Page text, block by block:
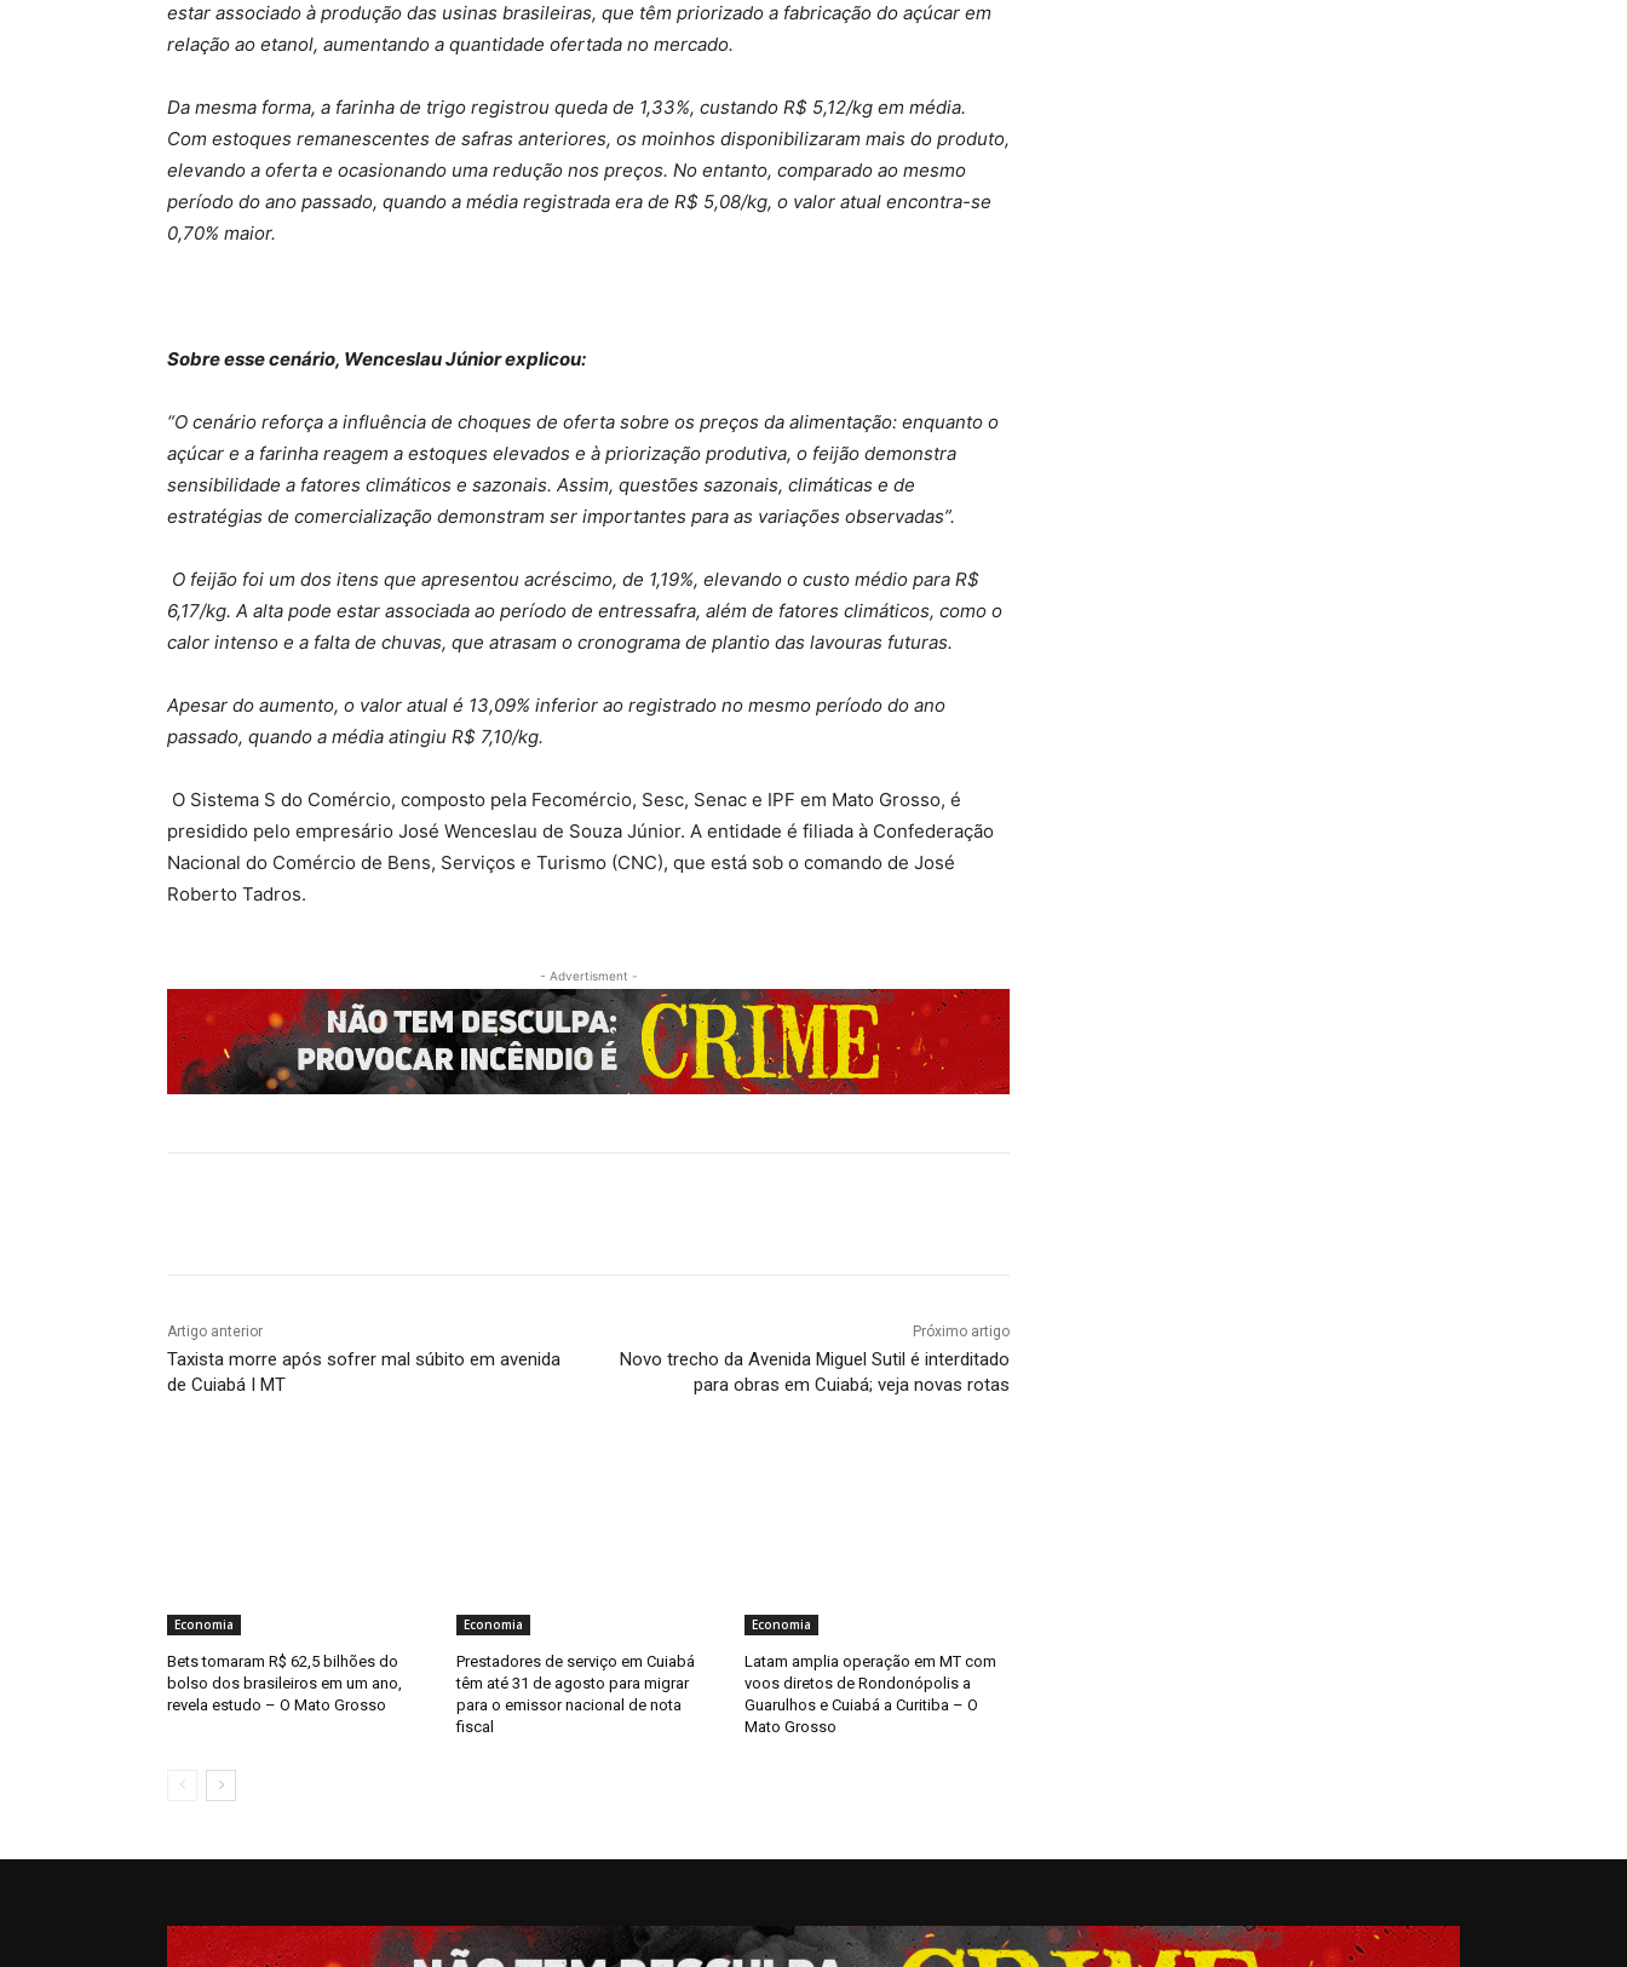
estar associado à produção das usinas brasileiras, que têm priorizado a fabricação do açúcar em
relação ao etanol, aumentando a quantidade ofertada no mercado.
Da mesma forma, a farinha de trigo registrou queda de 1,33%, custando R$ 5,12/kg em média.
Com estoques remanescentes de safras anteriores, os moinhos disponibilizaram mais do produto,
elevando a oferta e ocasionando uma redução nos preços. No entanto, comparado ao mesmo
período do ano passado, quando a média registrada era de R$ 5,08/kg, o valor atual encontra-se
0,70% maior.
Sobre esse cenário, Wenceslau Júnior explicou:
“O cenário reforça a influência de choques de oferta sobre os preços da alimentação: enquanto o
açúcar e a farinha reagem a estoques elevados e à priorização produtiva, o feijão demonstra
sensibilidade a fatores climáticos e sazonais. Assim, questões sazonais, climáticas e de
estratégias de comercialização demonstram ser importantes para as variações observadas”.
O feijão foi um dos itens que apresentou acréscimo, de 1,19%, elevando o custo médio para R$
6,17/kg. A alta pode estar associada ao período de entressafra, além de fatores climáticos, como o
calor intenso e a falta de chuvas, que atrasam o cronograma de plantio das lavouras futuras.
Apesar do aumento, o valor atual é 13,09% inferior ao registrado no mesmo período do ano
passado, quando a média atingiu R$ 7,10/kg.
O Sistema S do Comércio, composto pela Fecomércio, Sesc, Senac e IPF em Mato Grosso, é
presidido pelo empresário José Wenceslau de Souza Júnior. A entidade é filiada à Confederação
Nacional do Comércio de Bens, Serviços e Turismo (CNC), que está sob o comando de José
Roberto Tadros.
- Advertisment -
Artigo anterior
Taxista morre após sofrer mal súbito em avenida
de Cuiabá I MT
Próximo artigo
Novo trecho da Avenida Miguel Sutil é interditado
para obras em Cuiabá; veja novas rotas
Economia
Bets tomaram R$ 62,5 bilhões do
bolso dos brasileiros em um ano,
revela estudo – O Mato Grosso
Economia
Prestadores de serviço em Cuiabá
têm até 31 de agosto para migrar
para o emissor nacional de nota
fiscal
Economia
Latam amplia operação em MT com
voos diretos de Rondonópolis a
Guarulhos e Cuiabá a Curitiba – O
Mato Grosso